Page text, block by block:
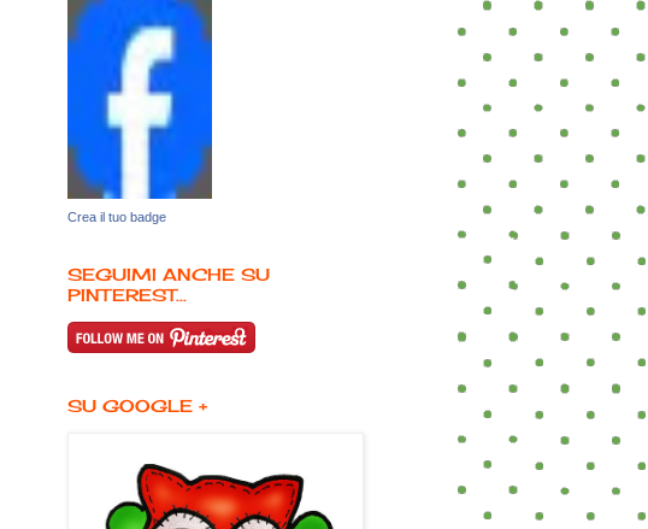
Crea il tuo badge
SEGUIMI ANCHE SU
PINTEREST...
SU GOOGLE +